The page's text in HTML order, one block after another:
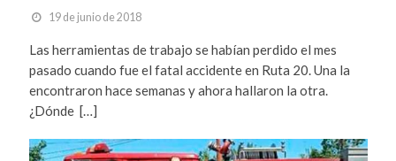
19 de junio de 2018
Las herramientas de trabajo se habían perdido el mes
pasado cuando fue el fatal accidente en Ruta 20. Una la
encontraron hace semanas y ahora hallaron la otra.
¿Dónde […]